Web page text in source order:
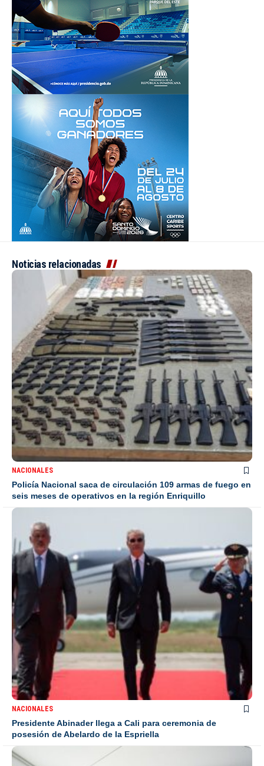
Noticias relacionadas
NACIONALES
Policía Nacional saca de circulación 109 armas de fuego en
seis meses de operativos en la región Enriquillo
NACIONALES
Presidente Abinader llega a Cali para ceremonia de
posesión de Abelardo de la Espriella